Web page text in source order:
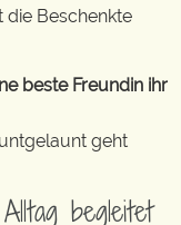
die Beschenkte
beste Freundin ihr
geht
begleitet